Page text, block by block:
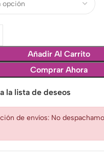
Añadir Al Carrito
Comprar Ahora
la lista de deseos
de envíos: No